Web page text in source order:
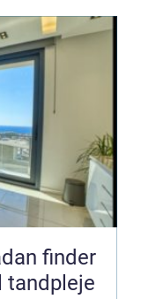
tandpleje